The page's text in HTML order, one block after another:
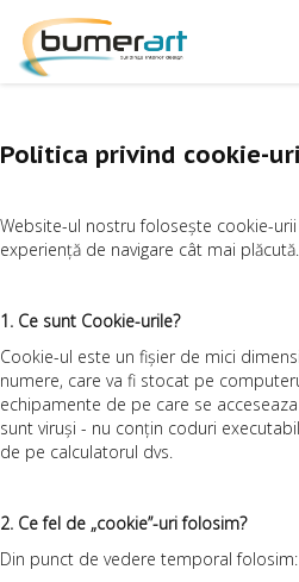
Politica privind cookie-
Website-ul nostru folosește cookie-
experiență de navigare cât mai plăcută.
1. Ce sunt Cookie-urile?
Cookie-ul este un fișier de mici
numere, care va fi stocat pe
echipamente de pe care se
sunt viruși - nu conțin coduri
de pe calculatorul dvs.
2. Ce fel de „cookie”-uri folosim?
Din punct de vedere temporal folosim: